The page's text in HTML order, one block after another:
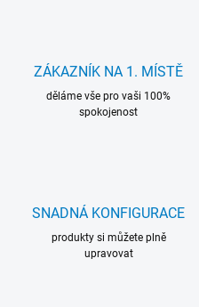
ZÁKAZNÍK NA 1. MÍSTĚ
děláme vše pro vaši 100%
spokojenost
SNADNÁ KONFIGURACE
produkty si můžete plně
upravovat